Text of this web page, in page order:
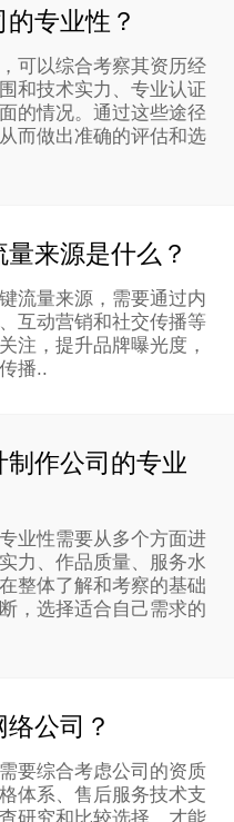
专业性？
可以综合考察其资历经
和技术实力、专业认证
的情况。通过这些途径
而做出准确的评估和选
来源是什么？
流量来源，需要通过内
互动营销和社交传播等
注，提升品牌曝光度，
播..
作公司的专业
业性需要从多个方面进
力、作品质量、服务水
整体了解和考察的基础
，选择适合自己需求的
公司？
要综合考虑公司的资质
体系、售后服务技术支
研究和比较选择，才能